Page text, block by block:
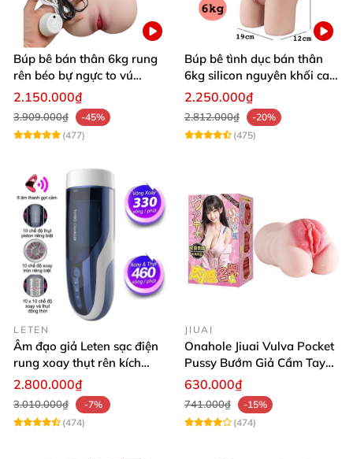
Búp bê bán thân 6kg rung
rên béo bự ngực to vú
khủng siêu múp
2.150.000₫
3.909.000₫
-45%
(477)
Búp bê tình dục bán thân
6kg silicon nguyên khối cao
cấp giá rẻ
2.250.000₫
2.812.000₫
-20%
(475)
LETEN
Âm đạo giả Leten sạc điện
rung xoay thụt rên kích
thích phê
2.800.000₫
3.010.000₫
-7%
(474)
JIUAI
Onahole Jiuai Vulva Pocket
Pussy Bướm Giả Cầm Tay
Thiết Kế Mô Phỏng Chân
630.000₫
741.000₫
-15%
(474)